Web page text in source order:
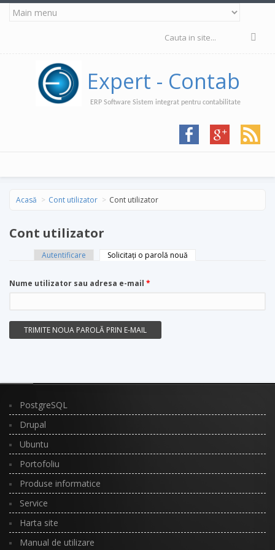
Mergi la conţinutul principal
Formular de
Expert - Contab
ERP Software Sistem integrat pentru contabilitate
Acasă Cont utilizator Cont utilizator
Cont utilizator
Taburi primare
Autentificare Solicitaţi o parolă nouă
Nume utilizator sau adresa e-mail *
PostgreSQL
Drupal
Ubuntu
Portofoliu
Produse informatice
Service
Harta site
Manual de utilizare